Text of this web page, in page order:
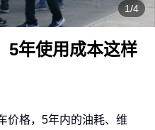
1/4
5年使用成本这样
价格，5年内的油耗、维